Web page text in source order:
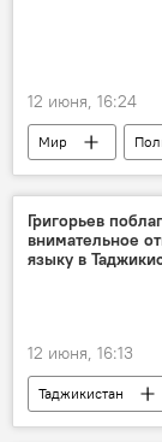
12 июня, 16:24
Мир
Украина
Григорьев
внимательное
языку в
12 июня, 16:13
Таджикистан
Семен Григорьев